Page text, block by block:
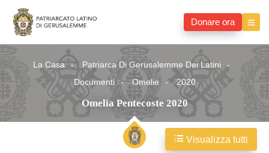
Donare ora
La Casa
Patriarca Di Gerusalemme Dei Latini
Documenti
Omelie 2020
Omelia Pentecoste 2020
Visualizza tutti